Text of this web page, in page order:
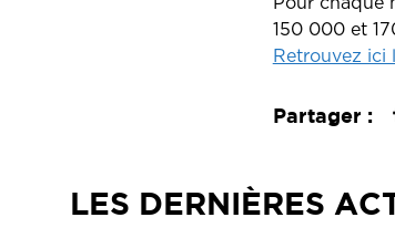
150 000 et
Retrouvez ici
Partager :
LES DERNIÈRES